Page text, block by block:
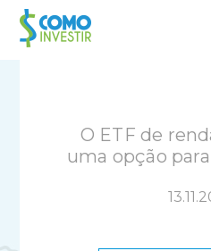
O ETF de
uma opção